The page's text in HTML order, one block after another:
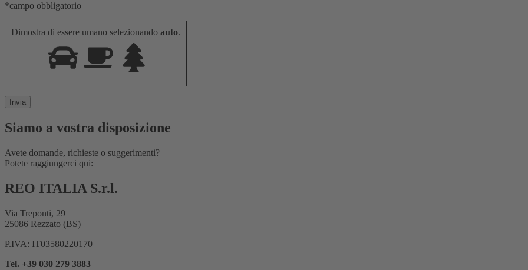
*campo obbligatorio
Dimostra di essere umano selezionando auto.
Siamo a vostra disposizione
Avete domande, richieste o suggerimenti?
Potete raggiungerci qui:
REO ITALIA S.r.l.
Via Treponti, 29
25086 Rezzato (BS)
P.IVA: IT03580220170
Tel. +39 030 279 3883